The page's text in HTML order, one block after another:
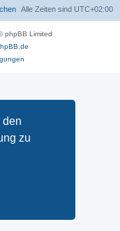
den
zu
Alle Zeiten sind UTC+02:00
phpBB Limited